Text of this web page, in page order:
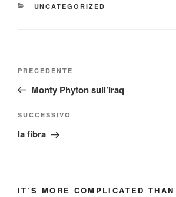
CATEGORIE
UNCATEGORIZED
Articolo
precedente:
PRECEDENTE
Monty Phyton sull’Iraq
Articolo
successivo
SUCCESSIVO
la fibra
IT’S MORE COMPLICATED